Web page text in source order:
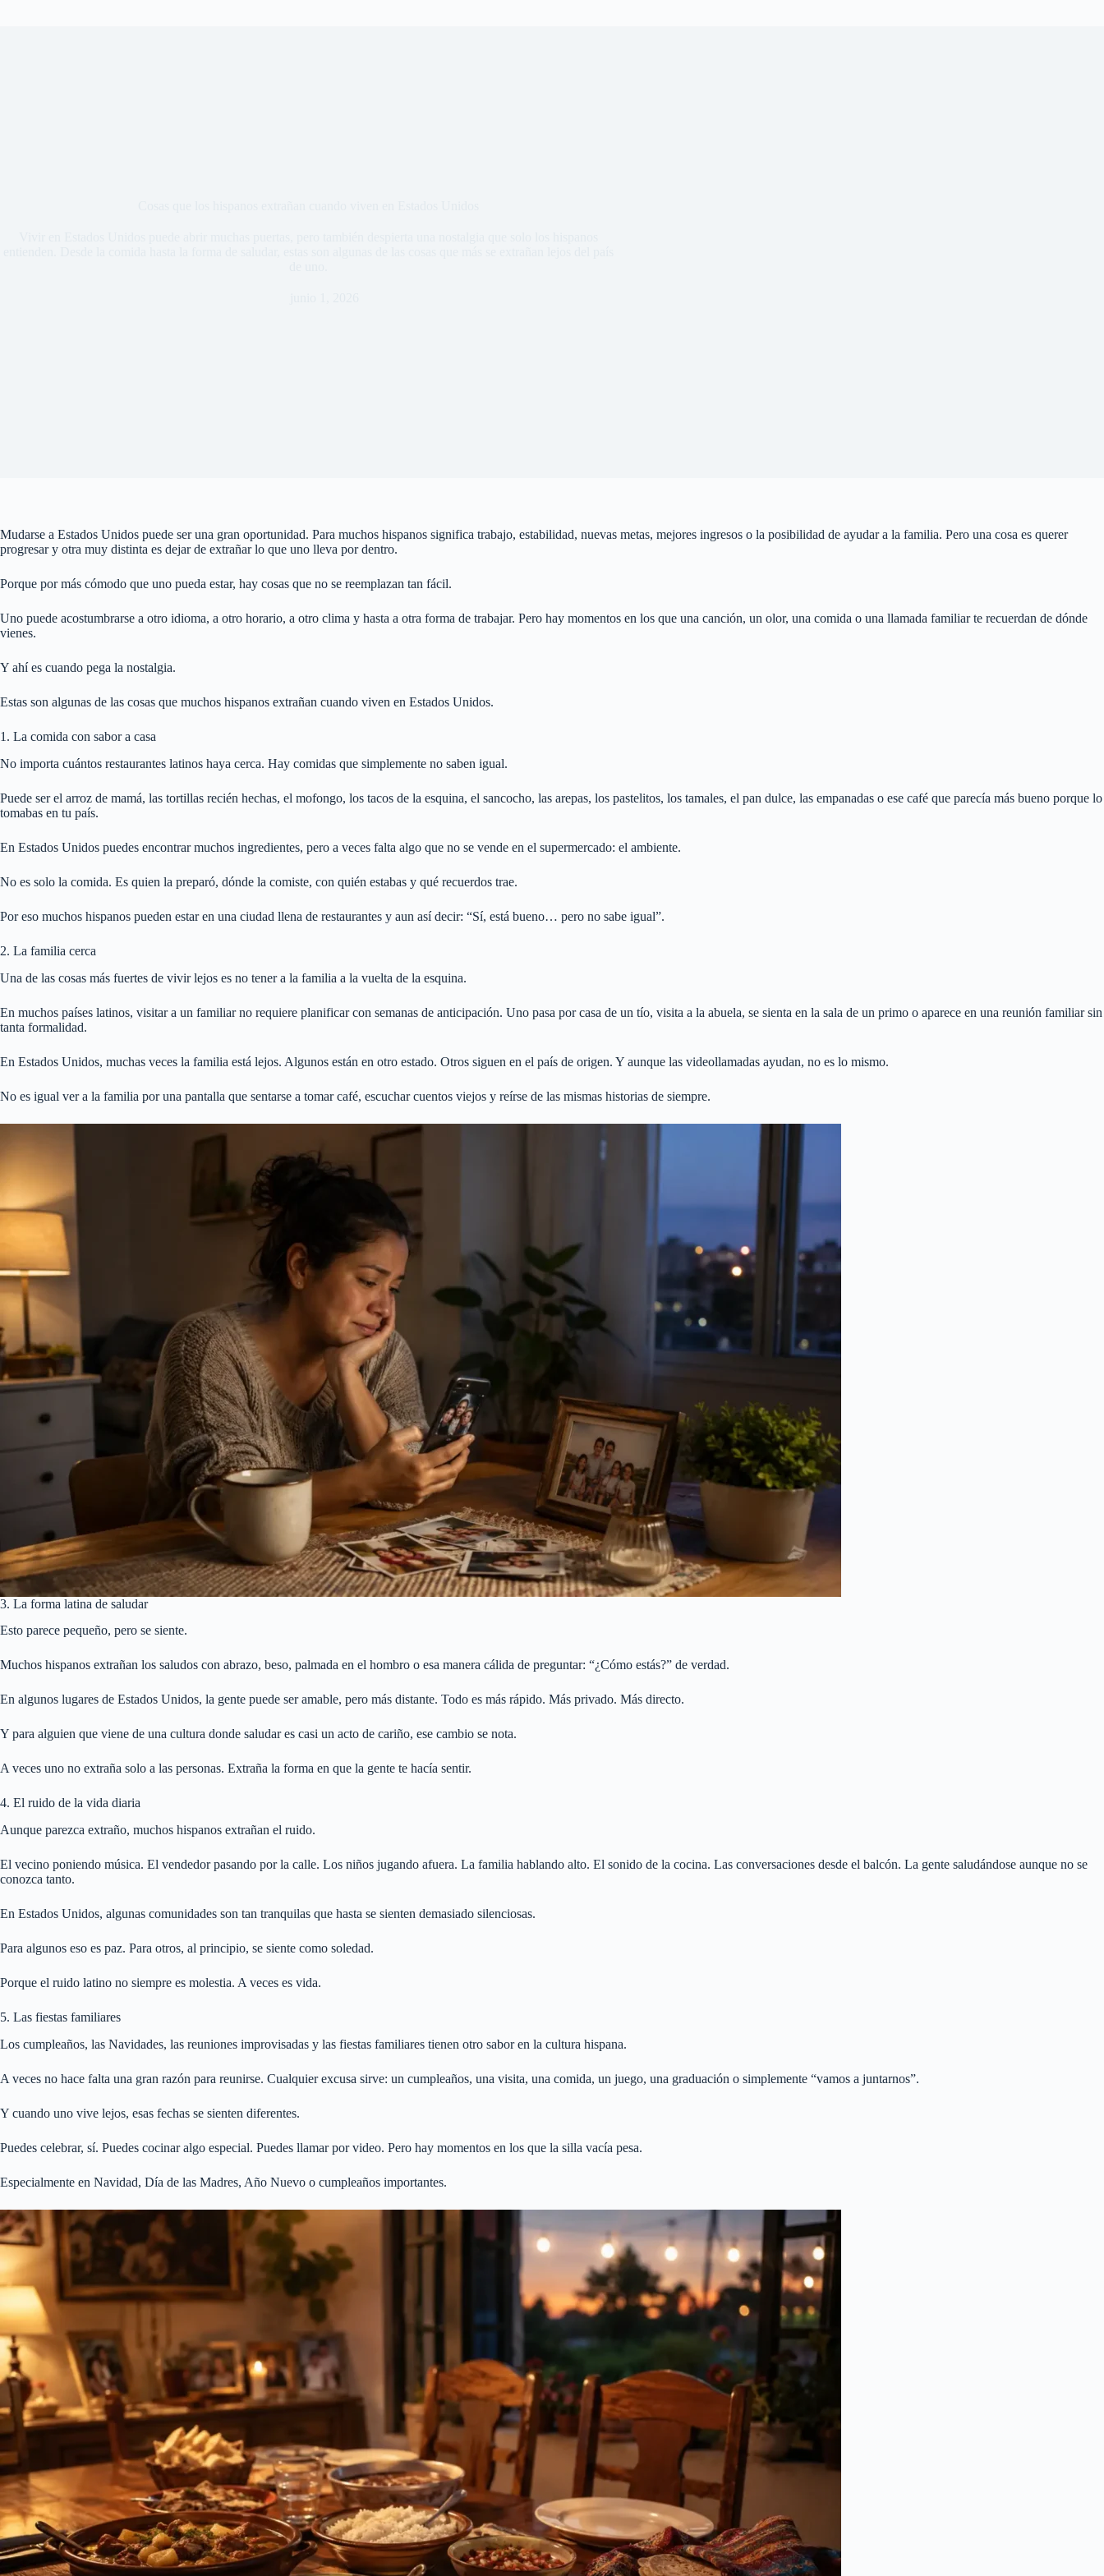
Mudarse a Estados Unidos puede ser una gran oportunidad. Para muchos hispanos significa trabajo, estabilidad, nuevas metas, mejores ingresos o la posibilidad de ayudar a la familia. Pero una cosa es querer
progresar y otra muy distinta es dejar de extrañar lo que uno lleva por dentro.
Porque por más cómodo que uno pueda estar, hay cosas que no se reemplazan tan fácil.
Uno puede acostumbrarse a otro idioma, a otro horario, a otro clima y hasta a otra forma de trabajar. Pero hay momentos en los que una canción, un olor, una comida o una llamada familiar te recuerdan de dónde
vienes.
Y ahí es cuando pega la nostalgia.
Estas son algunas de las cosas que muchos hispanos extrañan cuando viven en Estados Unidos.
1. La comida con sabor a casa
No importa cuántos restaurantes latinos haya cerca. Hay comidas que simplemente no saben igual.
Puede ser el arroz de mamá, las tortillas recién hechas, el mofongo, los tacos de la esquina, el sancocho, las arepas, los pastelitos, los tamales, el pan dulce, las empanadas o ese café que parecía más bueno porque lo
tomabas en tu país.
En Estados Unidos puedes encontrar muchos ingredientes, pero a veces falta algo que no se vende en el supermercado: el ambiente.
No es solo la comida. Es quien la preparó, dónde la comiste, con quién estabas y qué recuerdos trae.
Por eso muchos hispanos pueden estar en una ciudad llena de restaurantes y aun así decir: “Sí, está bueno… pero no sabe igual”.
2. La familia cerca
Una de las cosas más fuertes de vivir lejos es no tener a la familia a la vuelta de la esquina.
En muchos países latinos, visitar a un familiar no requiere planificar con semanas de anticipación. Uno pasa por casa de un tío, visita a la abuela, se sienta en la sala de un primo o aparece en una reunión familiar sin
tanta formalidad.
En Estados Unidos, muchas veces la familia está lejos. Algunos están en otro estado. Otros siguen en el país de origen. Y aunque las videollamadas ayudan, no es lo mismo.
No es igual ver a la familia por una pantalla que sentarse a tomar café, escuchar cuentos viejos y reírse de las mismas historias de siempre.
3. La forma latina de saludar
Esto parece pequeño, pero se siente.
Muchos hispanos extrañan los saludos con abrazo, beso, palmada en el hombro o esa manera cálida de preguntar: “¿Cómo estás?” de verdad.
En algunos lugares de Estados Unidos, la gente puede ser amable, pero más distante. Todo es más rápido. Más privado. Más directo.
Y para alguien que viene de una cultura donde saludar es casi un acto de cariño, ese cambio se nota.
A veces uno no extraña solo a las personas. Extraña la forma en que la gente te hacía sentir.
4. El ruido de la vida diaria
Aunque parezca extraño, muchos hispanos extrañan el ruido.
El vecino poniendo música. El vendedor pasando por la calle. Los niños jugando afuera. La familia hablando alto. El sonido de la cocina. Las conversaciones desde el balcón. La gente saludándose aunque no se
conozca tanto.
En Estados Unidos, algunas comunidades son tan tranquilas que hasta se sienten demasiado silenciosas.
Para algunos eso es paz. Para otros, al principio, se siente como soledad.
Porque el ruido latino no siempre es molestia. A veces es vida.
5. Las fiestas familiares
Los cumpleaños, las Navidades, las reuniones improvisadas y las fiestas familiares tienen otro sabor en la cultura hispana.
A veces no hace falta una gran razón para reunirse. Cualquier excusa sirve: un cumpleaños, una visita, una comida, un juego, una graduación o simplemente “vamos a juntarnos”.
Y cuando uno vive lejos, esas fechas se sienten diferentes.
Puedes celebrar, sí. Puedes cocinar algo especial. Puedes llamar por video. Pero hay momentos en los que la silla vacía pesa.
Especialmente en Navidad, Día de las Madres, Año Nuevo o cumpleaños importantes.